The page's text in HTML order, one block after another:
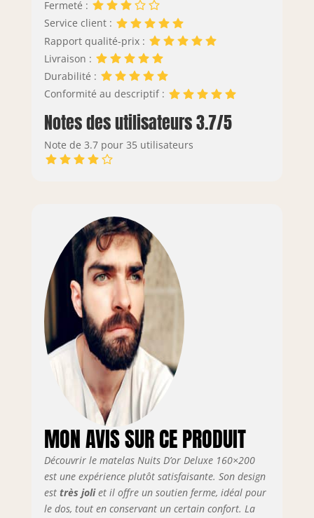
Fermeté :
Service client :
Rapport qualité-prix :
Livraison :
Durabilité :
Conformité au descriptif :
Notes des utilisateurs 3.7/5
Note de 3.7 pour 35 utilisateurs
MON AVIS SUR CE PRODUIT
Découvrir le matelas Nuits D’or Deluxe 160×200
est une expérience plutôt satisfaisante. Son design
est très joliet il offre un soutien ferme, idéal pour
le dos, tout en conservant un certain confort. La